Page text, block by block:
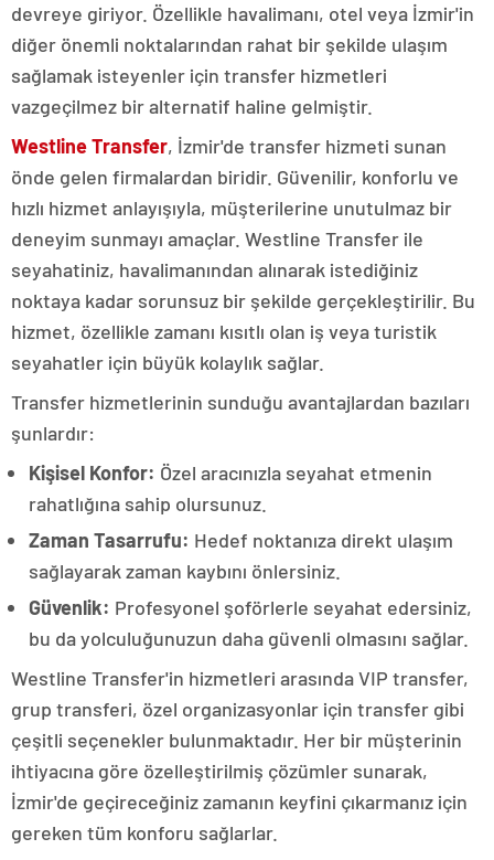
devreye giriyor. Özellikle havalimanı, otel veya İzmir'in
diğer önemli noktalarından rahat bir şekilde ulaşım
sağlamak isteyenler için transfer hizmetleri
vazgeçilmez bir alternatif haline gelmiştir.
Westline Transfer, İzmir'de transfer hizmeti sunan
önde gelen firmalardan biridir. Güvenilir, konforlu ve
hızlı hizmet anlayışıyla, müşterilerine unutulmaz bir
deneyim sunmayı amaçlar. Westline Transfer ile
seyahatiniz, havalimanından alınarak istediğiniz
noktaya kadar sorunsuz bir şekilde gerçekleştirilir. Bu
hizmet, özellikle zamanı kısıtlı olan iş veya turistik
seyahatler için büyük kolaylık sağlar.
Transfer hizmetlerinin sunduğu avantajlardan bazıları
şunlardır:
Kişisel Konfor: Özel aracınızla seyahat etmenin
rahatlığına sahip olursunuz.
Zaman Tasarrufu: Hedef noktanıza direkt ulaşım
sağlayarak zaman kaybını önlersiniz.
Güvenlik: Profesyonel şoförlerle seyahat edersiniz,
bu da yolculuğunuzun daha güvenli olmasını sağlar.
Westline Transfer'in hizmetleri arasında VIP transfer,
grup transferi, özel organizasyonlar için transfer gibi
çeşitli seçenekler bulunmaktadır. Her bir müşterinin
ihtiyacına göre özelleştirilmiş çözümler sunarak,
İzmir'de geçireceğiniz zamanın keyfini çıkarmanız için
gereken tüm konforu sağlarlar.